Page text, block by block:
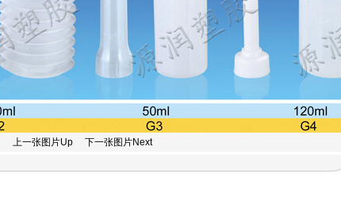
上一张图片Up 下一张图片Next